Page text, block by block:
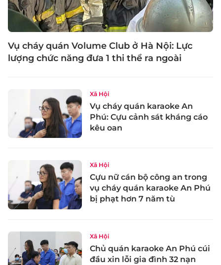
Vụ cháy quán Volume Club ở Hà Nội: Lực
lượng chức năng đưa 1 thi thể ra ngoài
Xã Hội
Vụ cháy quán karaoke An
Phú: Cựu cảnh sát kháng cáo
kêu oan
Xã Hội
Cựu nữ cán bộ công an trong
vụ cháy quán karaoke An Phú
bị phạt hơn 7 năm tù
Xã Hội
Chủ quán karaoke An Phú cúi
đầu xin lỗi gia đình 32 nạn